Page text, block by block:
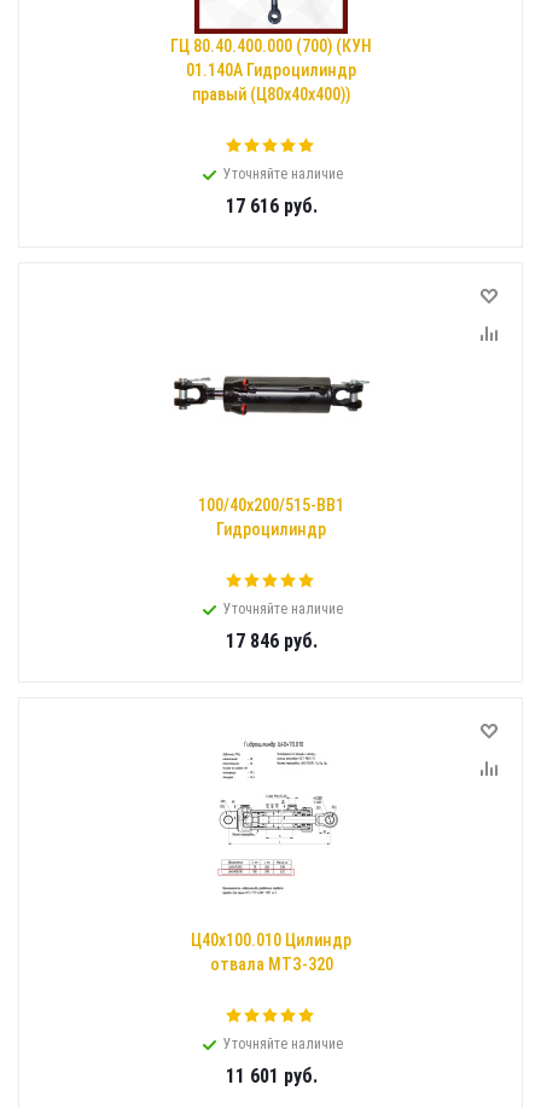
ГЦ 80.40.400.000 (700) (КУН
01.140А Гидроцилиндр
правый (Ц80х40х400))
Уточняйте наличие
17 616руб.
100/40х200/515-ВВ1
Гидроцилиндр
Уточняйте наличие
17 846руб.
Ц40х100.010 Цилиндр
отвала МТЗ-320
Уточняйте наличие
11 601 руб.